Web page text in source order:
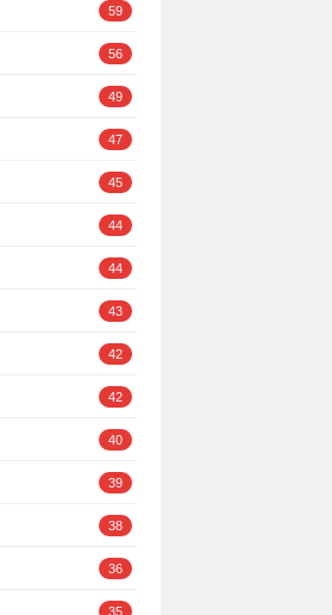
59
56
49
47
45
44
44
43
42
42
40
39
38
36
35